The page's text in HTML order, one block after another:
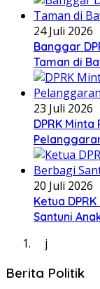
24 Juli 2026
Banggar
Taman di
23 Juli 2026
DPRK
20 Juli 2026
Ketua
Santuni
j
Berita Politik